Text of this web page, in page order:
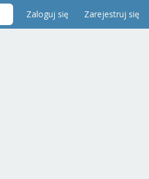
Zaloguj się Zarejestruj się